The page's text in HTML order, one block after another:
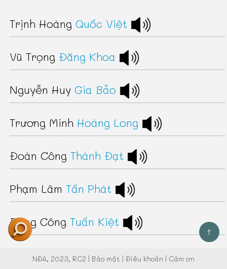
Trịnh HoàngQuốc Việt
Vũ Trọng Đăng Khoa
Nguyễn HuyGia Bảo
Trương Minh Hoàng Long
Đoàn CôngThành Đạt
Phạm LâmTấn Phát
Đặng CôngTuấn Kiệt
Ngô QuốcThái Bảo
↑
NĐA, 2023, RC2 | Bảo mật | Điều khoản | Cảm ơn